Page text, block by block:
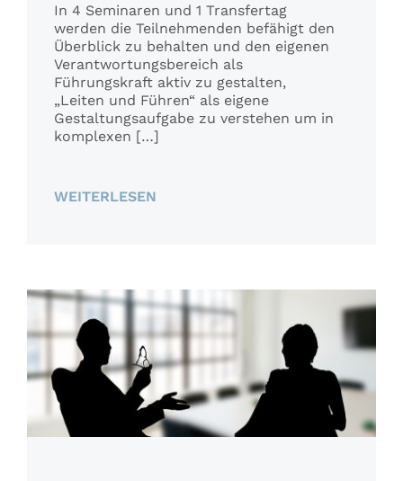
In 4 Seminaren und 1 Transfertag
werden die Teilnehmenden befähigt den
Überblick zu behalten und den eigenen
Verantwortungsbereich als
Führungskraft aktiv zu gestalten,
„Leiten und Führen“ als eigene
Gestaltungsaufgabe zu verstehen um in
komplexen […]
WEITERLESEN